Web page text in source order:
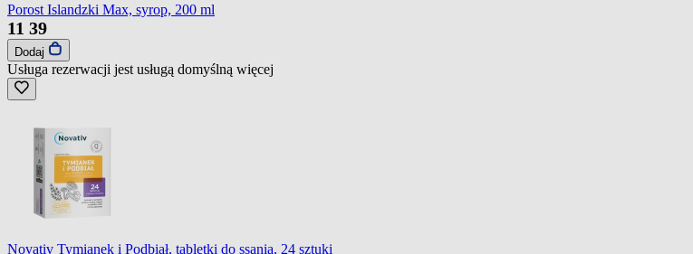
Porost Islandzki Max, syrop, 200 ml
11 39
Dodaj
Usługa rezerwacji jest usługą domyślną więcej
Novativ Tymianek i Podbiał, tabletki do ssania, 24 sztuki